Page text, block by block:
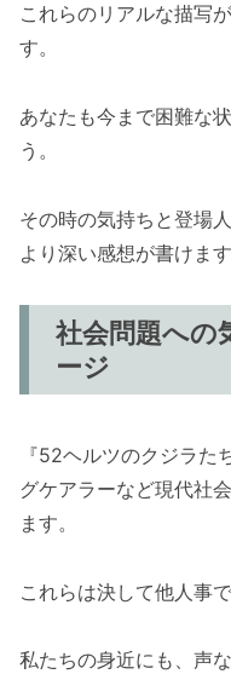
これらのリアルな描写
す。
あなたも今まで困難な
う。
その時の気持ちと登場
より深い感想が書けます
社会問題への
ージ
『52ヘルツのクジラた
グケアラーなど現代社
ます。
これらは決して他人事
私たちの身近にも、声